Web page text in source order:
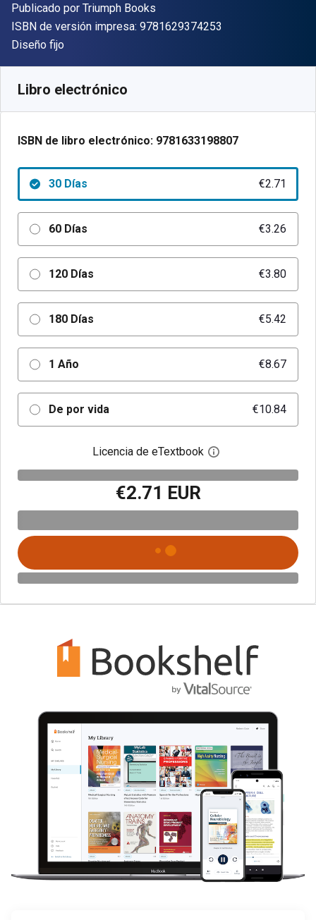
Editorial
Publicado por Triumph Books
ISBN de versión impresa: 9781629374253
Formato
Diseño fijo
Libro electrónico
ISBN de libro electrónico: 9781633198807
30 Días €2.71
60 Días €3.26
120 Días €3.80
180 Días €5.42
1 Año €8.67
De por vida €10.84
Licencia de eTextbook Abre el cuadro de
€2.71 EUR